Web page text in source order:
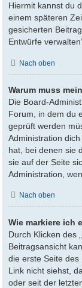
Hiermit kannst du
einem späteren
gesicherten
Entwürfe
Nach oben
Warum muss
Die Board-
Forum, in dem du
geprüft werden
Administration
hat, bei denen sie
sie auf der Seite
Administration,
Nach oben
Wie markiere ich
Durch Klicken des
Beitragsansicht
die erste Seite
Link nicht siehst,
oder seit der